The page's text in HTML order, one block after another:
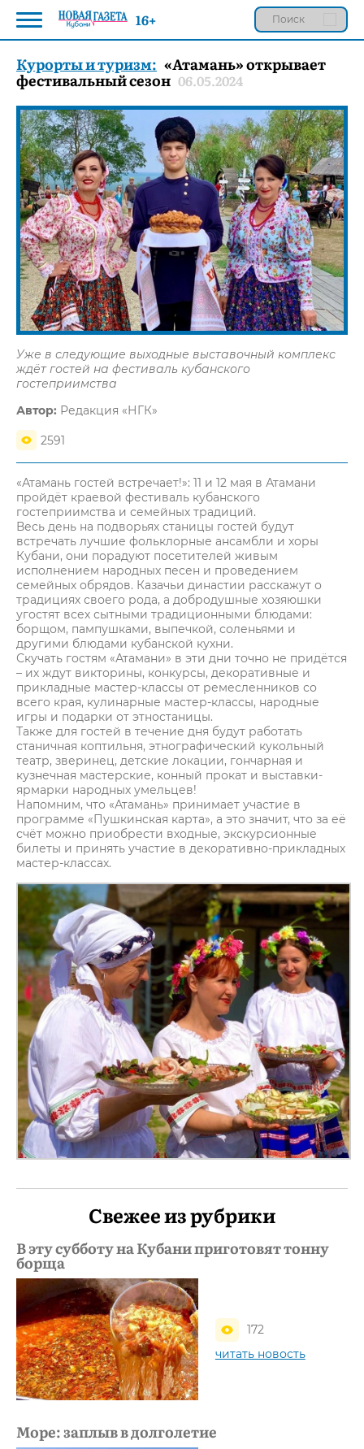
Курорты и туризм: «Атамань» открывает
фестивальный сезон 06.05.2024
Уже в следующие выходные выставочный комплекс
ждёт гостей на фестиваль кубанского
гостеприимства
Автор: Редакция «НГК»
2591
«Атамань гостей встречает!»: 11 и 12 мая в Атамани
пройдёт краевой фестиваль кубанского
гостеприимства и семейных традиций.
Весь день на подворьях станицы гостей будут
встречать лучшие фольклорные ансамбли и хоры
Кубани, они порадуют посетителей живым
исполнением народных песен и проведением
семейных обрядов. Казачьи династии расскажут о
традициях своего рода, а добродушные хозяюшки
угостят всех сытными традиционными блюдами:
борщом, пампушками, выпечкой, соленьями и
другими блюдами кубанской кухни.
Скучать гостям «Атамани» в эти дни точно не придётся
– их ждут викторины, конкурсы, декоративные и
прикладные мастер-классы от ремесленников со
всего края, кулинарные мастер-классы, народные
игры и подарки от этностаницы.
Также для гостей в течение дня будут работать
станичная коптильня, этнографический кукольный
театр, зверинец, детские локации, гончарная и
кузнечная мастерские, конный прокат и выставки-
ярмарки народных умельцев!
Напомним, что «Атамань» принимает участие в
программе «Пушкинская карта», а это значит, что за её
счёт можно приобрести входные, экскурсионные
билеты и принять участие в декоративно-прикладных
мастер-классах.
Свежее из рубрики
В эту субботу на Кубани приготовят тонну
борща
172
читать новость
Море: заплыв в долголетие
16+